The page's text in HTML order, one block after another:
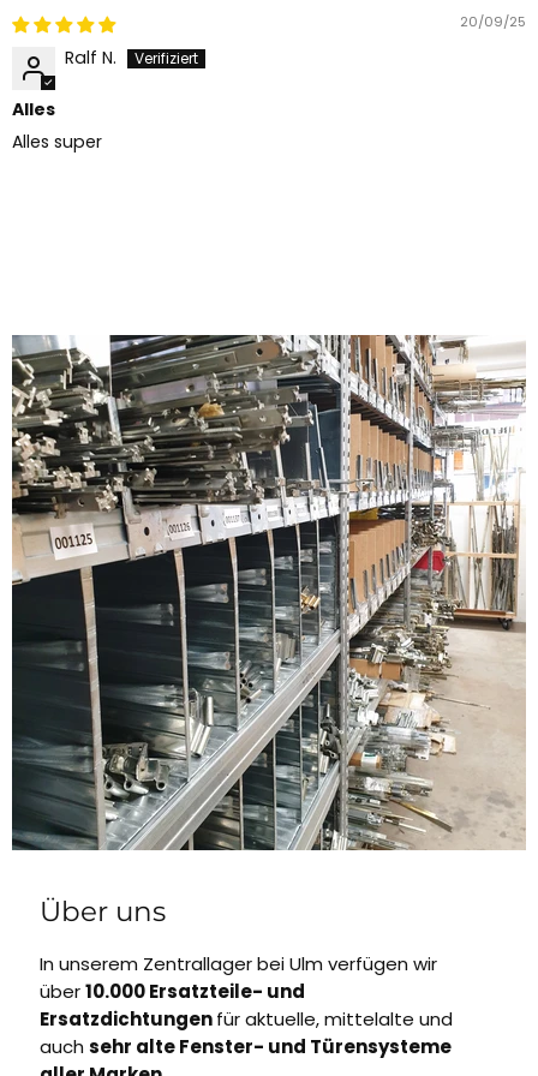
20/09/25
Ralf N.
Alles
Alles super
Über uns
In unserem Zentrallager bei Ulm verfügen wir
über10.000 Ersatzteile- und
Ersatzdichtungenfür aktuelle, mittelalte und
auch sehr alte Fenster- und Türensysteme